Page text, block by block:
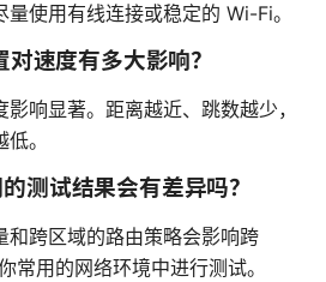
使用有线连接或稳定的 Wi-Fi。
速度有多大影响？
响显著。距离越近、跳数越少，
。
测试结果会有差异吗？
和跨区域的路由策略会影响跨
常用的网络环境中进行测试。